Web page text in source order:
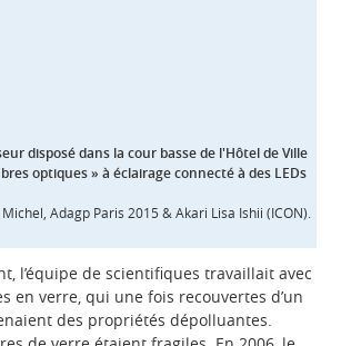
disposé dans la cour basse de l'Hôtel de Ville
optiques » à éclairage connecté à des LEDs
Adagp Paris 2015 & Akari Lisa Ishii (ICON).
l’équipe de scientifiques travaillait avec
en verre, qui une fois recouvertes d’un
des propriétés dépolluantes.